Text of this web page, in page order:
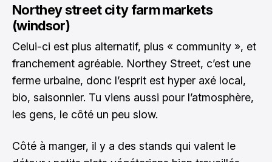
Northey street city farm markets
(windsor)
Celui-ci est plus alternatif, plus « community », et
franchement agréable. Northey Street, c’est une
ferme urbaine, donc l’esprit est hyper axé local,
bio, saisonnier. Tu viens aussi pour l’atmosphère,
les gens, le côté un peu slow.
Côté à manger, il y a des stands qui valent le